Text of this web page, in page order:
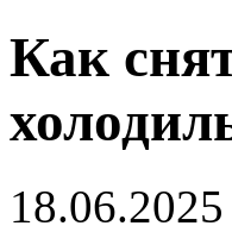
Как
18.06.2025